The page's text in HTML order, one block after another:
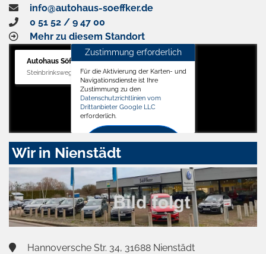
info@autohaus-soeffker.de
0 51 52 / 9 47 00
Mehr zu diesem Standort
Autohaus Söffker GmbH
Steinbrinksweg 12, 31840 Hessisch Oldendorf
Zustimmung erforderlich
Für die Aktivierung der Karten- und
Navigationsdienste ist Ihre
Zustimmung zu den
Datenschutzrichtlinien vom
Drittanbieter Google LLC
erforderlich.
Zustimmen
aktivieren
Wir in Nienstädt
Hannoversche Str. 34, 31688 Nienstädt